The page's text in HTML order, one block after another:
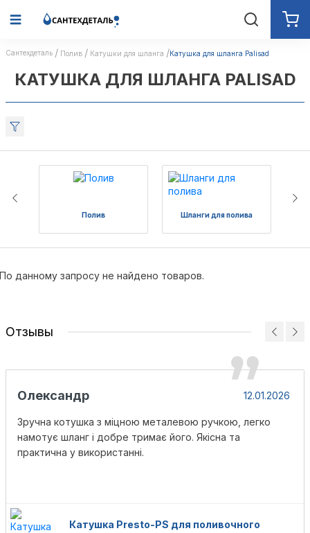
Сантехдеталь Полив Катушки для шланга Катушка для шланга Palisad
КАТУШКА ДЛЯ ШЛАНГА PALISAD
Полив Шланги для полива
По данному запросу не найдено товаров.
Отзывы
Олександр 12.01.2026
Зручна котушка з міцною металевою ручкою, легко
намотує шланг і добре тримає його. Якісна та
практична у використанні.
Катушка Presto-PS для поливочного